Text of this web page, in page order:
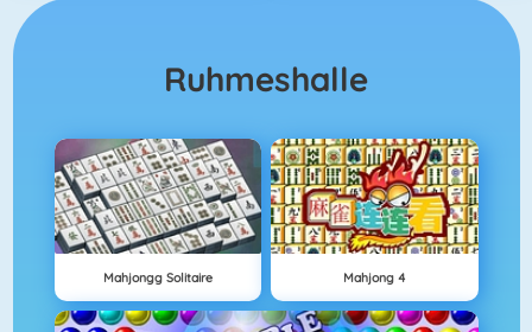
Ruhmeshalle
Mahjongg Solitaire Mahjong 4